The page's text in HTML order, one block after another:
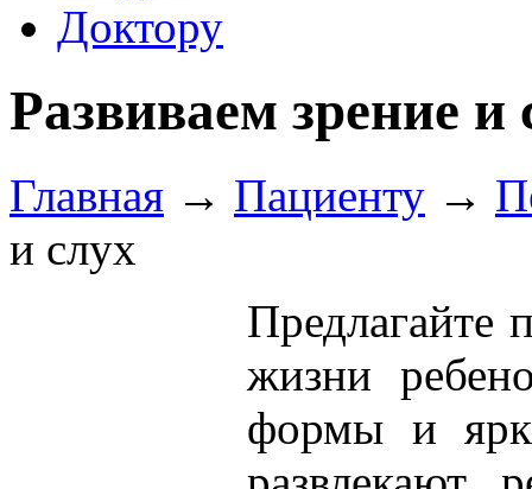
Доктору
Развиваем зрение и
Главная → Пациенту →
и слух
Предлагайте
жизни
формы и